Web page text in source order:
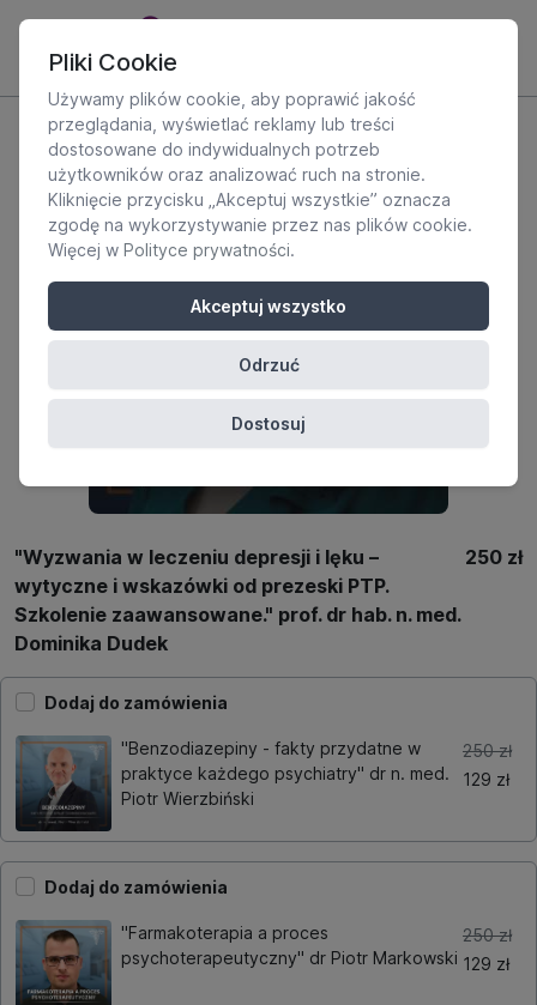
"Wyzwania w leczeniu depresji i lęku –
wytyczne i wskazówki od prezeski PTP.
Szkolenie zaawansowane." prof. dr hab. n. med.
Dominika Dudek
250 zł
Dodaj do zamówienia
"Benzodiazepiny - fakty przydatne w
praktyce każdego psychiatry" dr n. med.
Piotr Wierzbiński
250 zł
129 zł
Dodaj do zamówienia
"Farmakoterapia a proces
psychoterapeutyczny" dr Piotr Markowski
250 zł
129 zł
Pliki Cookie
Używamy plików cookie, aby poprawić jakość
przeglądania, wyświetlać reklamy lub treści
dostosowane do indywidualnych potrzeb
użytkowników oraz analizować ruch na stronie.
Kliknięcie przycisku „Akceptuj wszystkie” oznacza
zgodę na wykorzystywanie przez nas plików cookie.
Więcej w Polityce prywatności.
Akceptuj wszystko
Odrzuć
Dostosuj